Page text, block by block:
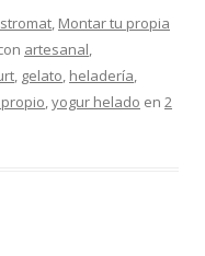
, Montar tu propia
artesanal,
, gelato, heladería,
,yogur helado en 2